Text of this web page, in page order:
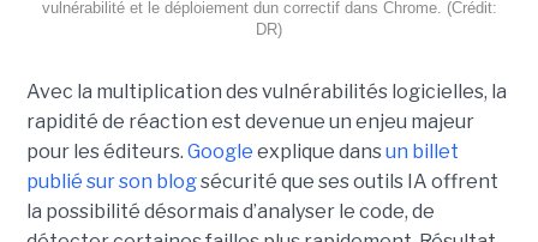
vulnérabilité et le déploiement dun correctif dans Chrome. (Crédit:
DR)
Avec la multiplication des vulnérabilités logicielles, la
rapidité de réaction est devenue un enjeu majeur
pour les éditeurs. Google explique dansun billet
publié sur son blogsécurité que ses outils IA offrent
la possibilité désormais d’analyser le code, de